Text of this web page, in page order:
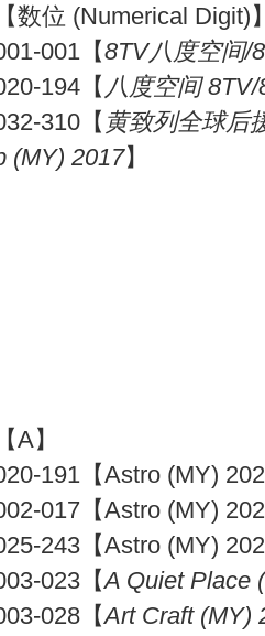
【数位 (Numerical Digit)
001【8TV八度空间/
194【 八度空间
310【 黄致列全球后
(MY) 2017】
【A】
191【Astro (MY)
017【Astro (MY)
243【Astro (MY)
023【A Quiet Place
028【Art Craft (MY)